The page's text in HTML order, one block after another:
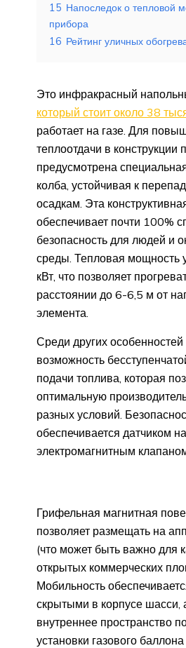
15 Напоследок о тепловой
прибора
16 Рейтинг уличных
Это инфракрасный
который стоит около 38
работает на газе. Для
теплоотдачи в конструкции
предусмотрена
колба, устойчивая к
осадкам. Эта
обеспечивает почти 100%
безопасность для людей и
среды. Тепловая мощность
кВт, что позволяет
расстоянии до 6-6,5 м от
элемента.
Среди других
возможность
подачи топлива, которая
оптимальную
разных условий.
обеспечивается датчиком
электромагнитным
Грифельная магнитная
позволяет размещать на
(что может быть важно для
открытых коммерческих
Мобильность
скрытыми в корпусе шасси,
внутреннее пространство
установки газового